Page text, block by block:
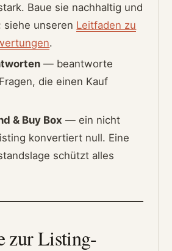
Baue sie nachhaltig und
siehe unseren Leitfaden zu
.
— beantworte
die einen Kauf
& Buy Box — ein nicht
konvertiert null. Eine
schützt alles
zur Listing-